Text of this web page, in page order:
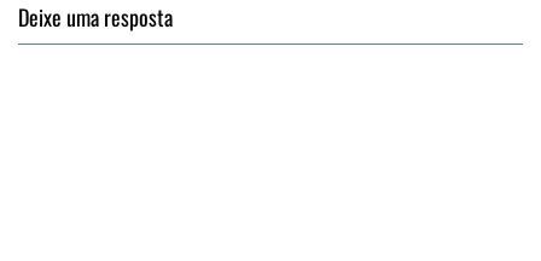
Deixe uma resposta